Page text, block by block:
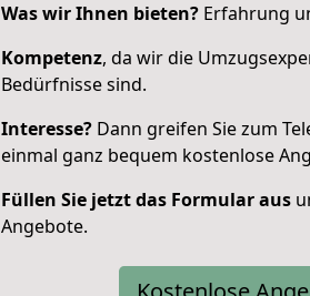
Was wir Ihnen bieten? Erfahrung
Kompetenz, da wir die
Bedürfnisse sind.
Interesse? Dann greifen Sie zum
einmal ganz bequem kostenlose
Füllen Sie jetzt das Formular aus
Angebote.